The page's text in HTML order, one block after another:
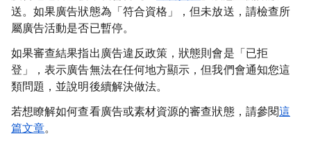
送。如果廣告狀態為「符合資格」，但未放送，請檢查所
屬廣告活動是否已暫停。
如果審查結果指出廣告違反政策，狀態則會是「已拒
登」，表示廣告無法在任何地方顯示，但我們會通知您這
類問題，並說明後續解決做法。
若想瞭解如何查看廣告或素材資源的審查狀態，請參閱這
篇文章。